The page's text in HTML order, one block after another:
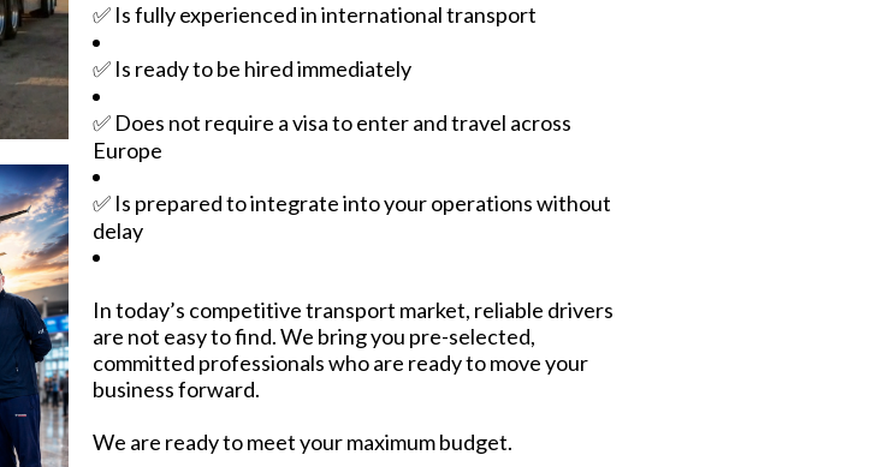
✅ Is fully experienced in international transport
✅ Is ready to be hired immediately
✅ Does not require a visa to enter and travel across
Europe
✅ Is prepared to integrate into your operations without
delay
In today’s competitive transport market, reliable drivers
are not easy to find. We bring you pre-selected,
committed professionals who are ready to move your
business forward.
We are ready to meet your maximum budget.